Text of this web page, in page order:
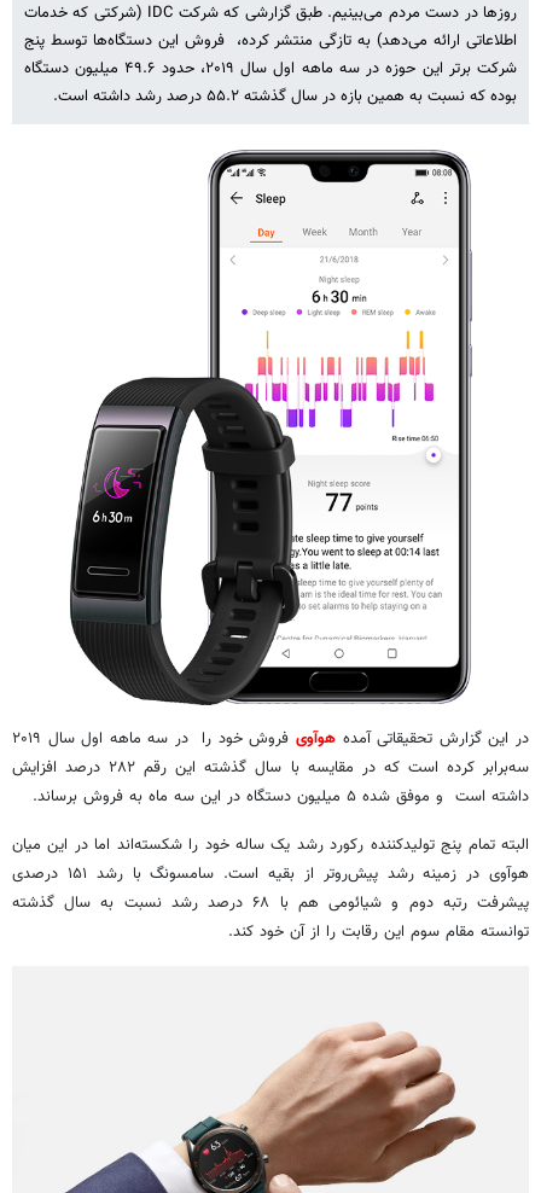
روزها در دست مردم می‌بینیم. طبق گزارشی که شرکت IDC (شرکتی که خدمات
اطلاعاتی ارائه می‌دهد) به تازگی منتشر کرده، فروش این دستگاه‌ها توسط پنج
شرکت برتر این حوزه در سه ماهه اول سال ۲۰۱۹، حدود ۴۹.۶ میلیون دستگاه
بوده که نسبت به همین بازه در سال گذشته ۵۵.۲ درصد رشد داشته است.
در این گزارش تحقیقاتی آمده هوآوی
فروش خود را در سه ماهه اول سال ۲۰۱۹
سه‌برابر کرده است که در مقایسه با سال گذشته این رقم ۲۸۲ درصد افزایش
داشته است و موفق شده ۵ میلیون دستگاه در این سه ماه به فروش برساند.
البته تمام پنج تولیدکننده رکورد رشد یک ساله خود را شکسته‌اند اما در این میان
هوآوی در زمینه رشد پیش‌روتر از بقیه است. سامسونگ با رشد ۱۵۱ درصدی
پیشرفت رتبه دوم و شیائومی هم با ۶۸ درصد رشد نسبت به سال گذشته
توانسته مقام سوم این رقابت را از آن خود کند.